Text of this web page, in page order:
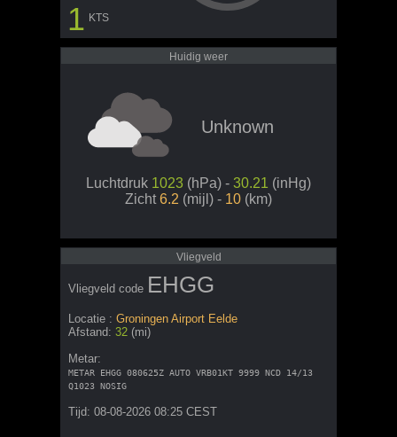
1 KTS
Huidig weer
Unknown
Luchtdruk 1023 (hPa) - 30.21 (inHg)
Zicht6.2 (mijl) - 10 (km)
Vliegveld
Vliegveld code EHGG
Locatie : Groningen Airport Eelde
Afstand: 32 (mi)
Metar:
METAR EHGG 080625Z AUTO VRB01KT 9999 NCD 14/13
Q1023 NOSIG
Tijd: 08-08-2026 08:25 CEST